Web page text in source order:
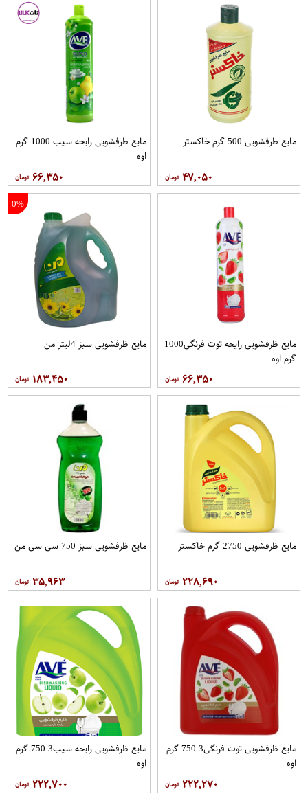
مایع ظرفشویی 500 گرم خاکستر
۴۷,۰۵۰
مایع ظرفشویی رایحه سیب 1000 گرم
اوه
۶۶,۳۵۰
مایع ظرفشویی رایحه توت فرنگی1000
گرم اوه
۶۶,۳۵۰
0%
مایع ظرفشویی سبز 4لیتر من
۱۸۳,۴۵۰
مایع ظرفشویی 2750 گرم خاکستر
۲۲۸,۶۹۰
مایع ظرفشویی سبز 750 سی سی من
۳۵,۹۶۳
مایع ظرفشویی توت فرنگی3-750 گرم
اوه
۲۲۲,۲۷۰
مایع ظرفشویی رایحه سیب3-750 گرم
اوه
۲۲۲,۷۰۰